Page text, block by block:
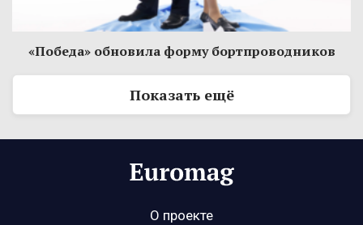
«Победа» обновила форму бортпроводников
Показать ещё
О проекте